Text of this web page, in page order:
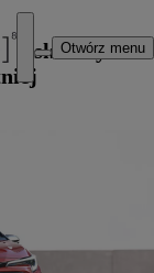
Otwórz menu
polskim rynku